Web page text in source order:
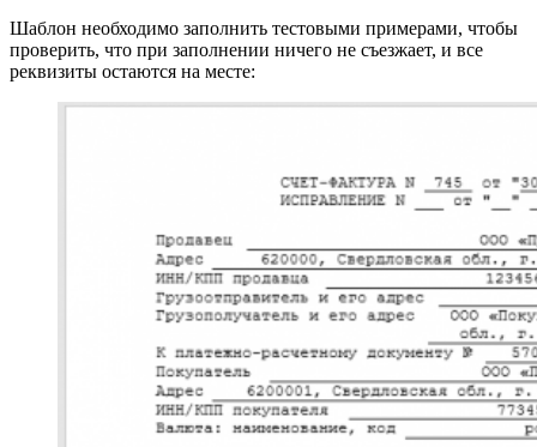
Шаблон необходимо заполнить тестовыми примерами, чтобы
проверить, что при заполнении ничего не съезжает, и все
реквизиты остаются на месте: